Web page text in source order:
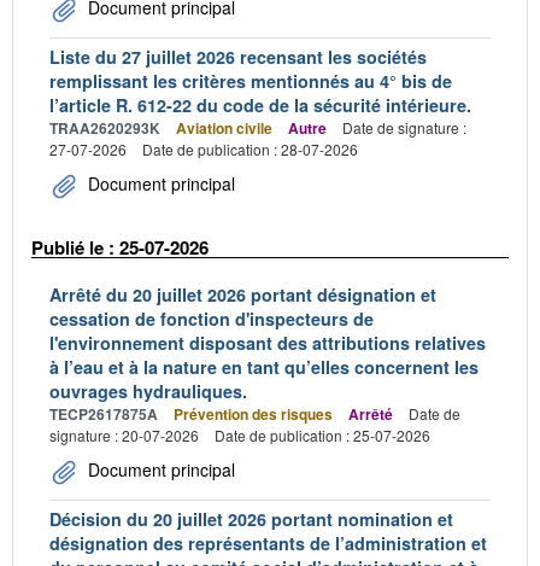
Document principal
Liste du 27 juillet 2026 recensant les sociétés
remplissant les critères mentionnés au 4° bis de
l’article R. 612-22 du code de la sécurité intérieure.
TRAA2620293K Aviation civile Autre
Date de signature :
27-07-2026
Date de publication : 28-07-2026
Document principal
Publié le : 25-07-2026
Arrêté du 20 juillet 2026 portant désignation et
cessation de fonction d'inspecteurs de
l'environnement disposant des attributions relatives
à l’eau et à la nature en tant qu’elles concernent les
ouvrages hydrauliques.
TECP2617875A Prévention des risques Arrêté
Date de
signature : 20-07-2026
Date de publication : 25-07-2026
Document principal
Décision du 20 juillet 2026 portant nomination et
désignation des représentants de l’administration et